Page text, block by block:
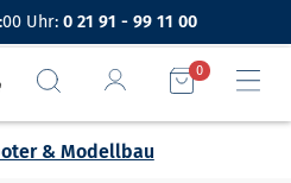
Uhr: 0 21 91 - 99 11 00
0
& Modellbau